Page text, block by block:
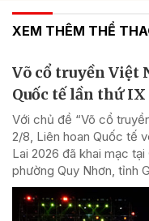
XEM THÊM THỂ
Võ cổ truyền Việt
Quốc tế lần thứ IX
Với chủ đề “Võ cổ
2/8, Liên hoan Quốc tế
Lai 2026 đã khai mạc
phường Quy Nhơn, tỉnh